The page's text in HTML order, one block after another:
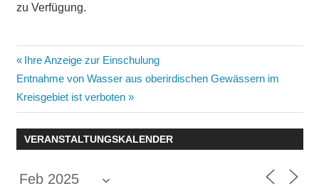
zu Verfügung.
Beitragsnavigation
Vorheriger
Beitrag:
Ihre Anzeige zur Einschulung
Nächster
Beitrag:
Entnahme von Wasser aus oberirdischen Gewässern im
Kreisgebiet ist verboten
VERANSTALTUNGSKALENDER